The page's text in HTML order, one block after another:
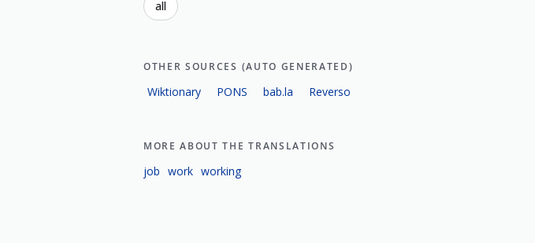
all
OTHER SOURCES (AUTO GENERATED)
Wiktionary PONS bab.la Reverso
MORE ABOUT THE TRANSLATIONS
job work working